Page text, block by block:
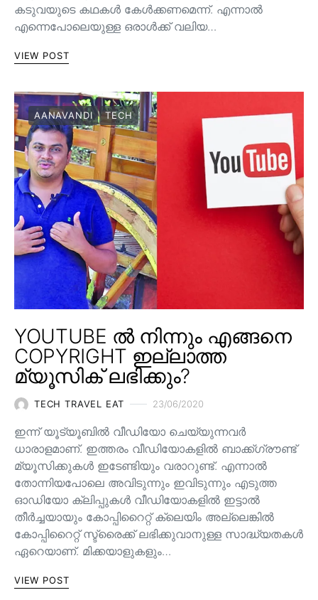
കടുവയുടെ കഥകൾ കേൾക്കണമെന്ന്. എന്നാൽ
എന്നെപോലെയുള്ള ഒരാൾക്ക് വലിയ…
VIEW POST
AANAVANDI TECH
YOUTUBE ൽ നിന്നും എങ്ങനെ
COPYRIGHT ഇല്ലാത്ത
മ്യൂസിക് ലഭിക്കും?
TECH TRAVEL EAT 23/06/2020
ഇന്ന് യൂട്യൂബിൽ വീഡിയോ ചെയ്യുന്നവർ
ധാരാളമാണ്. ഇത്തരം വീഡിയോകളിൽ ബാക്ക്ഗ്രൗണ്ട്
മ്യൂസിക്കുകൾ ഇടേണ്ടിയും വരാറുണ്ട്. എന്നാൽ
തോന്നിയപോലെ അവിടുന്നും ഇവിടുന്നും എടുത്ത
ഓഡിയോ ക്ലിപ്പുകൾ വീഡിയോകളിൽ ഇട്ടാൽ
തീർച്ചയായും കോപ്പിറൈറ്റ് ക്ലെയിം അല്ലെങ്കിൽ
കോപ്പിറൈറ്റ് സ്ട്രൈക്ക് ലഭിക്കുവാനുള്ള സാദ്ധ്യതകൾ
ഏറെയാണ്. മിക്കയാളുകളും…
VIEW POST